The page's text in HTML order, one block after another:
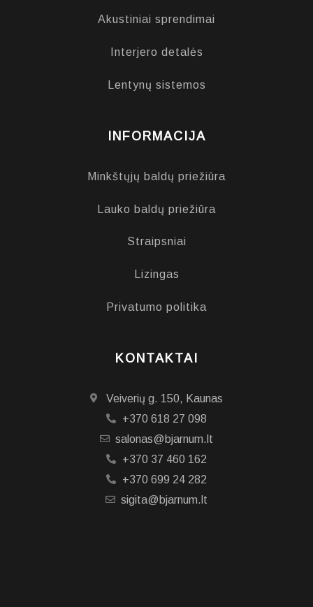
Akustiniai sprendimai
Interjero detalės
Lentynų sistemos
INFORMACIJA
Minkštųjų baldų priežiūra
Lauko baldų priežiūra
Straipsniai
Lizingas
Privatumo politika
KONTAKTAI
Veiverių g. 150, Kaunas
+370 618 27 098
salonas@bjarnum.lt
+370 37 460 162
+370 699 24 282
sigita@bjarnum.lt